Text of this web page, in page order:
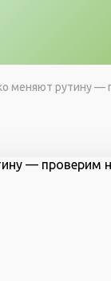
меняют рутину —